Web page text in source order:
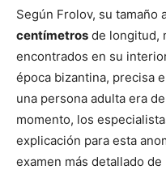
Según Frolov, su tamaño
centímetros de longitud,
encontrados en su
época bizantina, precisa
una persona adulta era
momento, los
explicación para esta
examen más detallado